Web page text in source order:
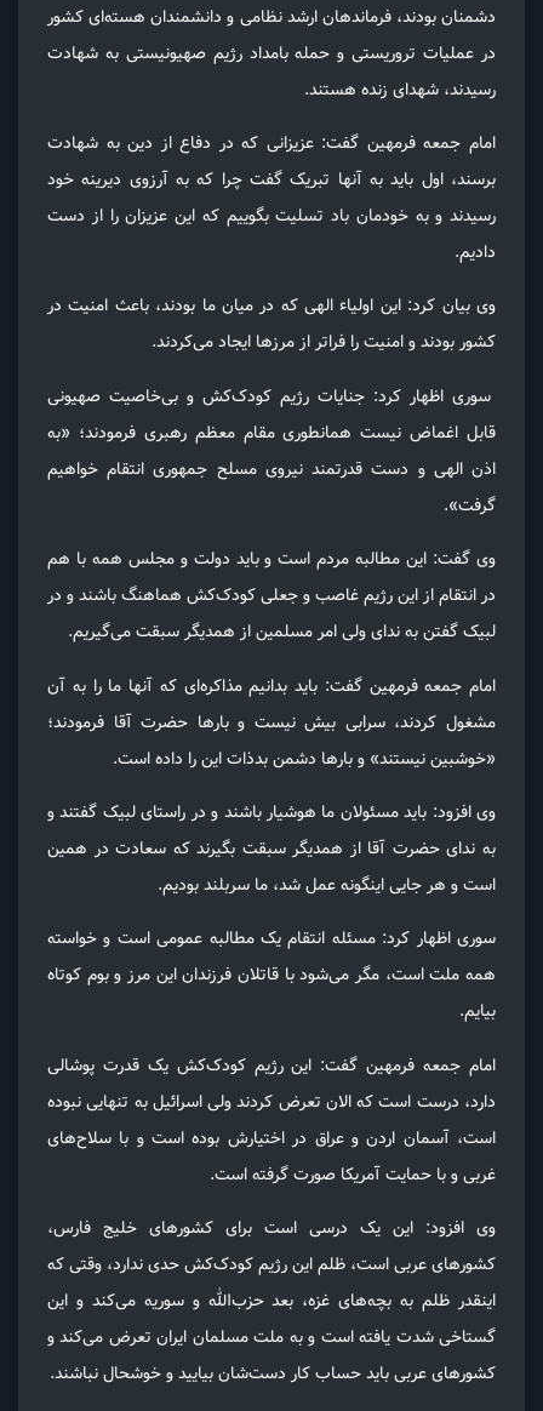
دشمنان بودند، فرماندهان ارشد نظامی و دانشمندان هسته‌ای کشور
در عملیات تروریستی و حمله بامداد رژیم صهیونیستی به شهادت
رسیدند، شهدای زنده هستند.
امام جمعه فرمهین گفت: عزیزانی که در دفاع از دین به شهادت
برسند، اول باید به آنها تبریک گفت چرا که به آرزوی دیرینه خود
رسیدند و به خودمان باد تسلیت بگوییم که این عزیزان را از دست
دادیم.
وی بیان کرد: این اولیاء الهی که در میان ما بودند، باعث امنیت در
کشور بودند و امنیت را فراتر از مرزها ایجاد می‌کردند.
سوری اظهار کرد: جنایات رژیم کودک‌کش و بی‌خاصیت صهیونی
قابل اغماض نیست همانطوری مقام معظم رهبری فرمودند؛ «به
اذن الهی و دست قدرتمند نیروی مسلح جمهوری انتقام خواهیم
گرفت».
وی گفت: این مطالبه مردم است و باید دولت و مجلس همه با هم
در انتقام از این رژیم غاصب و جعلی کودک‌کش هماهنگ باشند و در
لبیک گفتن به ندای ولی امر مسلمین از همدیگر سبقت می‌گیریم.
امام جمعه فرمهین گفت: باید بدانیم مذاکره‌ای که آنها ما را به آن
مشغول کردند، سرابی بیش نیست و بارها حضرت آقا فرمودند؛
«خوشبین نیستند» و بارها دشمن بد‌ذات این را داده است.
وی افزود: باید مسئولان ما هوشیار باشند و در راستای لبیک گفتند و
به ندای حضرت آقا از همدیگر سبقت بگیرند که سعادت در همین
است و هر جایی اینگونه عمل شد، ما سربلند بودیم.
سوری اظهار کرد: مسئله انتقام یک مطالبه عمومی است و خواسته
همه ملت است، مگر می‌شود با قاتلان فرزندان این مرز و بوم کوتاه
بیایم.
امام جمعه فرمهین گفت: این رژیم کودک‌کش یک قدرت پوشالی
دارد، درست است که الان تعرض کردند ولی اسرائیل به تنهایی نبوده
است، آسمان اردن و عراق در اختیارش بوده است و با سلاح‌های
غربی و با حمایت آمریکا صورت گرفته است.
وی افزود: این یک درسی است برای کشورهای خلیج فارس،
کشورهای عربی است، ظلم این رژیم کودک‌کش حدی ندارد، وقتی که
اینقدر ظلم به بچه‌های غزه، بعد حزب‌الله و سوریه می‌کند و این
گستاخی شدت یافته است و به ملت مسلمان ایران تعرض می‌کند و
کشورهای عربی باید حساب کار دست‌شان بیایید و خوشحال نباشند.